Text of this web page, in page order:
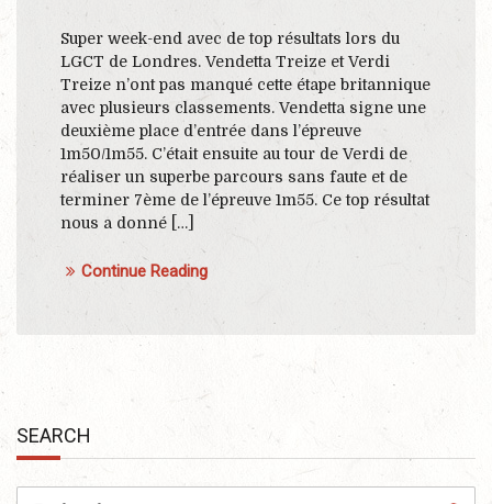
Super week-end avec de top résultats lors du
LGCT de Londres. Vendetta Treize et Verdi
Treize n’ont pas manqué cette étape britannique
avec plusieurs classements. Vendetta signe une
deuxième place d’entrée dans l’épreuve
1m50/1m55. C’était ensuite au tour de Verdi de
réaliser un superbe parcours sans faute et de
terminer 7ème de l’épreuve 1m55. Ce top résultat
nous a donné […]
Continue Reading
SEARCH